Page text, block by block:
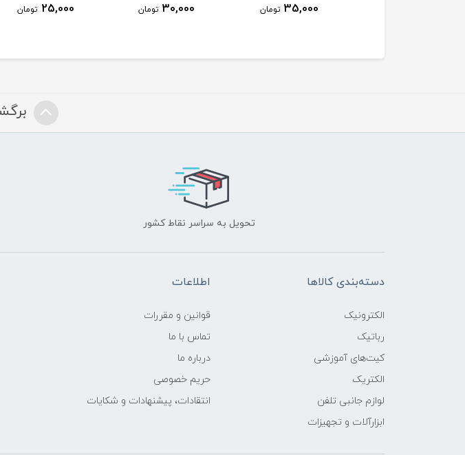
30,000 تومان 25,000 تومان 20,000 تومان
تحویل به سراسر نقاط کشور
دسته‌بندی کالاها
الکترونیک
رباتیک
کیت‌های آموزشی
الکتریک
لوازم جانبی تلفن
ابزارآلات و تجهیزات
اطلاعات
قوانين و مقررات
تماس با ما
درباره ما
حریم خصوصی
انتقادات، پیشنهادات و شکایات